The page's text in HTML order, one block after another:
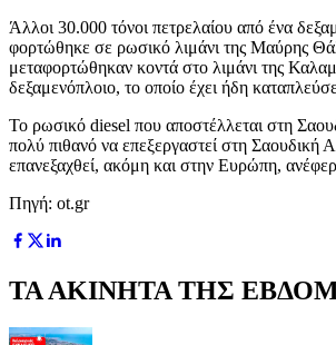
Άλλοι 30.000 τόνοι πετρελαίου από ένα
φορτώθηκε σε ρωσικό λιμάνι της Μαύρης
μεταφορτώθηκαν κοντά στο λιμάνι της
δεξαμενόπλοιο, το οποίο έχει ήδη
Το ρωσικό diesel που αποστέλλεται στη
πολύ πιθανό να επεξεργαστεί στη Σαουδική
επανεξαχθεί, ακόμη και στην Ευρώπη,
Πηγή: ot.gr
ΤΑ ΑΚΙΝΗΤΑ ΤΗΣ